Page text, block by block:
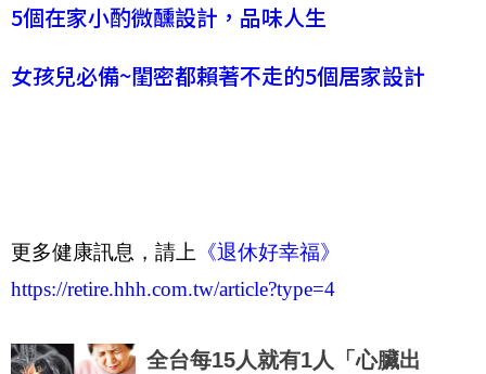
5個在家小酌微醺設計，品味人生
女孩兒必備~閨密都賴著不走的5個居家設計
更多健康訊息，請上 《退休好幸福》
https://retire.hhh.com.tw/article?type=4
全台每15人就有1人「心臟出